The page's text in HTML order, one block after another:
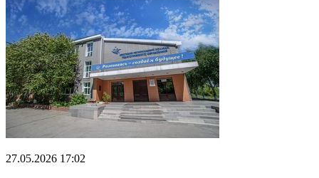
27.05.2026 17:02